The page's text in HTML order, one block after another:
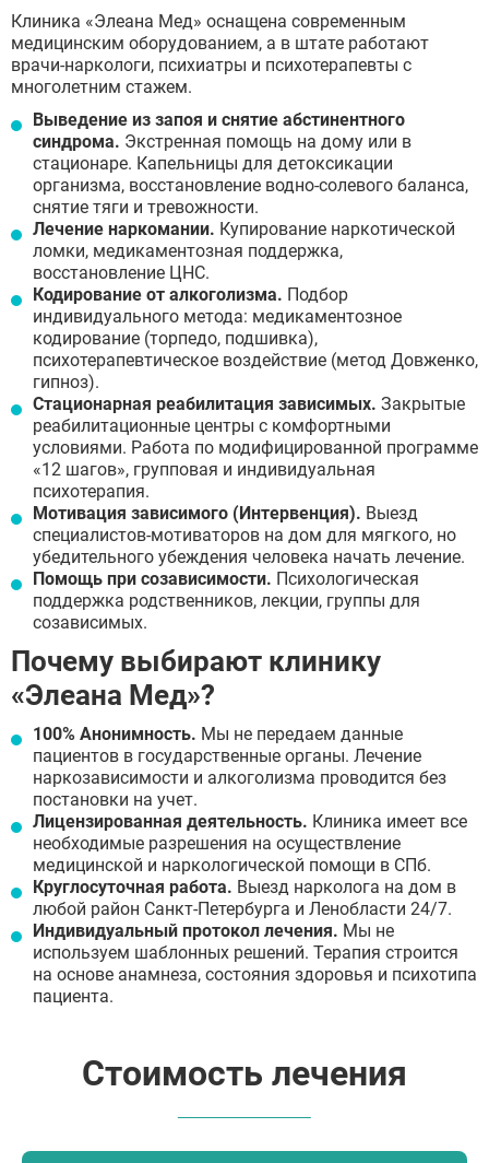
Клиника «Элеана Мед» оснащена современным
медицинским оборудованием, а в штате работают
врачи-наркологи, психиатры и психотерапевты с
многолетним стажем.
Выведение из запоя и снятие абстинентного
синдрома. Экстренная помощь на дому или в
стационаре. Капельницы для детоксикации
организма, восстановление водно-солевого баланса,
снятие тяги и тревожности.
Лечение наркомании. Купирование наркотической
ломки, медикаментозная поддержка,
восстановление ЦНС.
Кодирование от алкоголизма. Подбор
индивидуального метода: медикаментозное
кодирование (торпедо, подшивка),
психотерапевтическое воздействие (метод Довженко,
гипноз).
Стационарная реабилитация зависимых. Закрытые
реабилитационные центры с комфортными
условиями. Работа по модифицированной программе
«12 шагов», групповая и индивидуальная
психотерапия.
Мотивация зависимого (Интервенция). Выезд
специалистов-мотиваторов на дом для мягкого, но
убедительного убеждения человека начать лечение.
Помощь при созависимости. Психологическая
поддержка родственников, лекции, группы для
созависимых.
Почему выбирают клинику
«Элеана Мед»?
100% Анонимность. Мы не передаем данные
пациентов в государственные органы. Лечение
наркозависимости и алкоголизма проводится без
постановки на учет.
Лицензированная деятельность. Клиника имеет все
необходимые разрешения на осуществление
медицинской и наркологической помощи в СПб.
Круглосуточная работа. Выезд нарколога на дом в
любой район Санкт-Петербурга и Ленобласти 24/7.
Индивидуальный протокол лечения. Мы не
используем шаблонных решений. Терапия строится
на основе анамнеза, состояния здоровья и психотипа
пациента.
Стоимость лечения